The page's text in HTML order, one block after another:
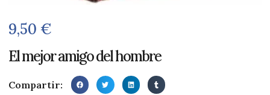
9,50 €
El mejor amigo del hombre
Compartir: